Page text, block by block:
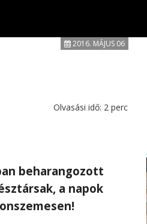
2016. MÁJUS 06
Olvasási idő: 2 perc
beharangozott
a napok